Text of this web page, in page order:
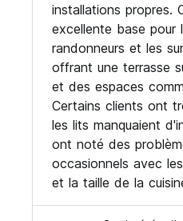
installations propres.
excellente base pour
randonneurs et les
offrant une terrasse
et des espaces
Certains clients ont
les lits manquaient
ont noté des
occasionnels avec
et la taille de la